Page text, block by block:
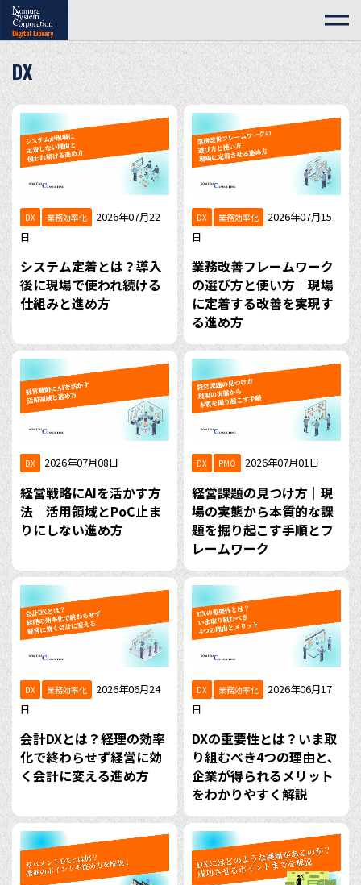
DX
DX 業務効率化
2026年07月22
日
システム定着とは？導入
後に現場で使われ続ける
仕組みと進め方
DX 業務効率化
2026年07月15
日
業務改善フレームワーク
の選び方と使い方｜現場
に定着する改善を実現す
る進め方
DX 2026年07月08日
経営戦略にAIを活かす方
法｜活用領域とPoC止ま
りにしない進め方
DX PMO 2026年07月01日
経営課題の見つけ方｜現
場の実態から本質的な課
題を掘り起こす手順とフ
レームワーク
DX 業務効率化
2026年06月24
日
会計DXとは？経理の効率
化で終わらせず経営に効
く会計に変える進め方
DX 業務効率化
2026年06月17
日
DXの重要性とは？いま取
り組むべき4つの理由と、
企業が得られるメリット
をわかりやすく解説